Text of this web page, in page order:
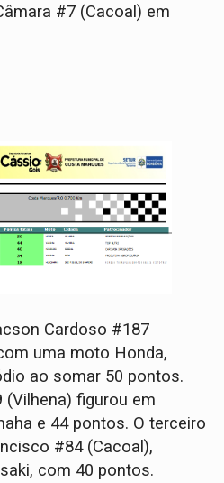
#7 (Cacoal) em
Cardoso #187
uma moto Honda,
ao somar 50 pontos.
(Vilhena) figurou em
e 44 pontos. O terceiro
#84 (Cacoal),
com 40 pontos.